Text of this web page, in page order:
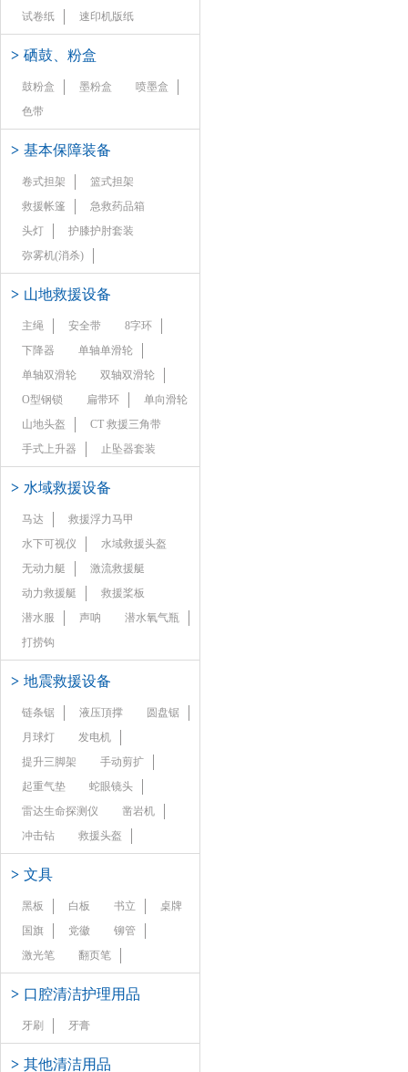
试卷纸 速印机版纸
> 硒鼓、粉盒
鼓粉盒 墨粉盒
喷墨盒
色带
> 基本保障装备
卷式担架
篮式担架
救援帐篷
急救药品箱
头灯
护膝护肘套装
弥雾机(消杀)
> 山地救援设备
主绳 安全带
8字环
下降器
单轴单滑轮
单轴双滑轮
双轴双滑轮
O型钢锁
扁带环
单向滑轮
山地头盔
CT 救援三角带
手式上升器
止坠器套装
> 水域救援设备
马达
救援浮力马甲
水下可视仪
水域救援头盔
无动力艇
激流救援艇
动力救援艇
救援桨板
潜水服
声呐
潜水氧气瓶
打捞钩
> 地震救援设备
链条锯 液压頂撑
圆盘锯
月球灯
发电机
提升三脚架
手动剪扩
起重气垫
蛇眼镜头
雷达生命探测仪
凿岩机
冲击钻
救援头盔
> 文具
黑板 白板 书立
桌牌
国旗
党徽
铆管
激光笔
翻页笔
> 口腔清洁护理用品
牙刷 牙膏
> 其他清洁用品